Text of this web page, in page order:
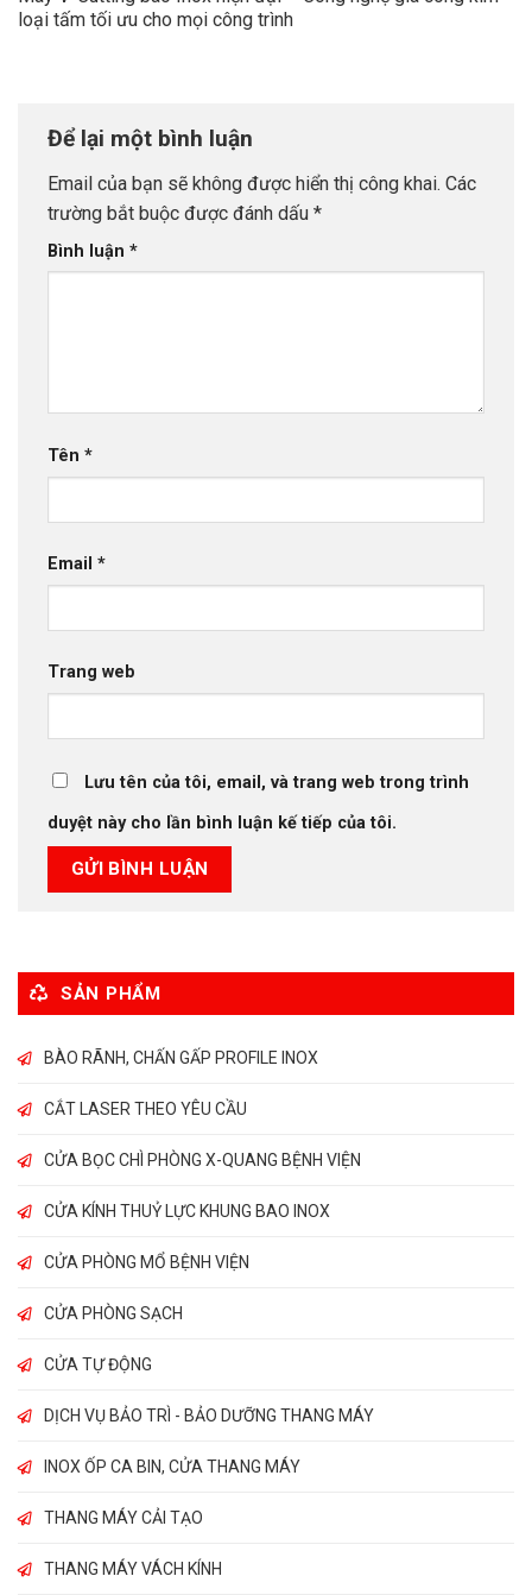
loại tấm tối ưu cho mọi công trình
Để lại một bình luận
Email của bạn sẽ không được hiển thị công khai. Các
trường bắt buộc được đánh dấu *
Bình luận *
Tên *
Email *
Trang web
Lưu tên của tôi, email, và trang web trong trình
duyệt này cho lần bình luận kế tiếp của tôi.
SẢN PHẨM
BÀO RÃNH, CHẤN GẤP PROFILE INOX
CẮT LASER THEO YÊU CẦU
CỬA BỌC CHÌ PHÒNG X-QUANG BỆNH VIỆN
CỬA KÍNH THUỶ LỰC KHUNG BAO INOX
CỬA PHÒNG MỔ BỆNH VIỆN
CỬA PHÒNG SẠCH
CỬA TỰ ĐỘNG
DỊCH VỤ BẢO TRÌ - BẢO DƯỠNG THANG MÁY
INOX ỐP CA BIN, CỬA THANG MÁY
THANG MÁY CẢI TẠO
THANG MÁY VÁCH KÍNH